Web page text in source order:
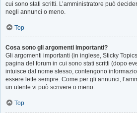
cui sono stati scritti. L’amministratore può
negli annunci o meno.
Top
Cosa sono gli argomenti importanti?
Gli argomenti importanti (in inglese, Sticky
pagina del forum in cui sono stati scritti (dopo
intuisce dal nome stesso, contengono
essere lette sempre. Come per gli annunci,
un utente vi può scrivere o meno.
Top